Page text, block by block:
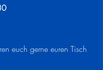
euch gerne euren Tisch